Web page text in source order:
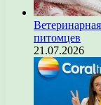
питомцев
21.07.2026